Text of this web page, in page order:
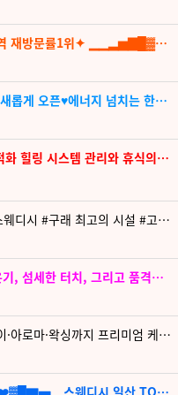
일산 장항동 [돈키호테라피 왁싱] 정발산역 재방문률1위✦ ▁▁▂▅▇█▓▒░ 스웨디시 ░▒▓█▇▅▂​▁▁⁑♥⁑✦ 지친 심신과 영혼을 위로 받아보세요
인천 주안동 [나인테라피&왁싱] ♥리뉴얼 새롭게 오픈♥에너지 넘치는 한국관리사님들로 한분 한분 정성을 다해 케어해드리겠습니다.
분당 정자 [더 레벨 왁싱&스웨디시] ⭐최적화 힐링 시스템 관리와 휴식의 완벽한 조화⭐더레벨샵에서 경험하세요⭐
김포 구래동 [피엘라B테라피] 감성케어 스웨디시 #구래 최고의 시설 #고품격 관리
부산 문현 [더스파 플레이스] 한 공간의 온기, 섬세한 터치, 그리고 품격의 깊이 — 더스파 플레이스가 당신의 휴식을 다시 정의합니다.
파주 운정 [반하다스웨디시] 스웨디시·타이·아로마·왁싱까지 프리미엄 케어로 완성되는 힐링 공간
일산 장항동 [미스웨디시] ❤️리뉴얼 오픈❤️▓█▇▅▂스웨디시 일산 TOP 1등▂▅▇█❤️재방문 1위❤️힐링 릴렉싱케어❤️❤️연락주세요❤️